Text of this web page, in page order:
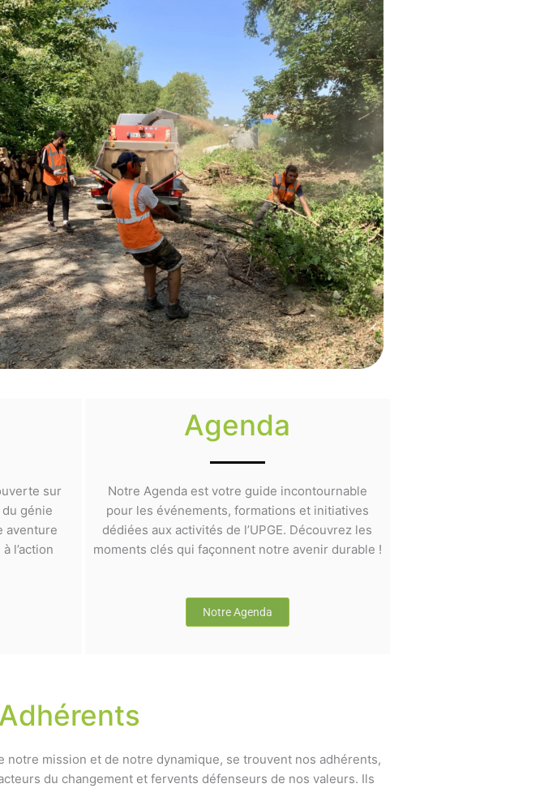
sur
du génie
aventure
l’action
Agenda
Notre Agenda est votre guide incontournable
pour les événements, formations et initiatives
dédiées aux activités de l’UPGE. Découvrez les
moments clés qui façonnent notre avenir durable !
Notre Agenda
notre mission et de notre dynamique, se trouvent nos adhérents,
du changement et fervents défenseurs de nos valeurs. Ils